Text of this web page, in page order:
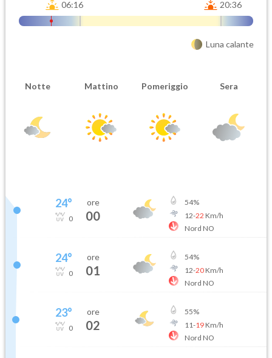
06:16 20:36
Luna calante
Notte Mattino Pomeriggio Sera
24°
0
ore
00
54%
12-22 Km/h
Nord NO
24°
0
ore
01
54%
12-20Km/h
Nord NO
23°
0
ore
02
55%
11-19Km/h
Nord NO